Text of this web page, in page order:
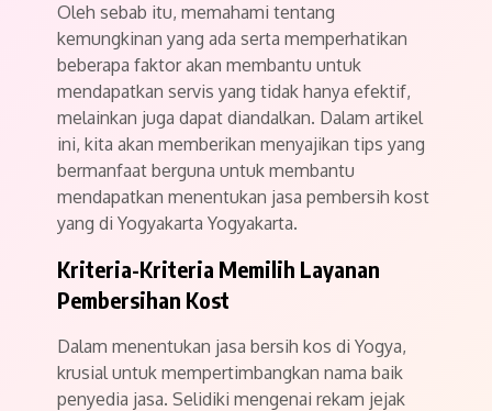
Oleh sebab itu, memahami tentang
kemungkinan yang ada serta memperhatikan
beberapa faktor akan membantu untuk
mendapatkan servis yang tidak hanya efektif,
melainkan juga dapat diandalkan. Dalam artikel
ini, kita akan memberikan menyajikan tips yang
bermanfaat berguna untuk membantu
mendapatkan menentukan jasa pembersih kost
yang di Yogyakarta Yogyakarta.
Kriteria-Kriteria Memilih Layanan
Pembersihan Kost
Dalam menentukan jasa bersih kos di Yogya,
krusial untuk mempertimbangkan nama baik
penyedia jasa. Selidiki mengenai rekam jejak